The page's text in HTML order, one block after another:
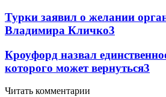
Турки заявил о желании
Владимира Кличко3
Кроуфорд назвал
которого может вернуться3
Читать комментарии